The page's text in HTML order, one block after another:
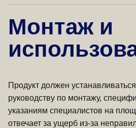
Монтаж и
Продукт должен
руководству по монтажу,
указаниям специалистов на
отвечает за ущерб из-за